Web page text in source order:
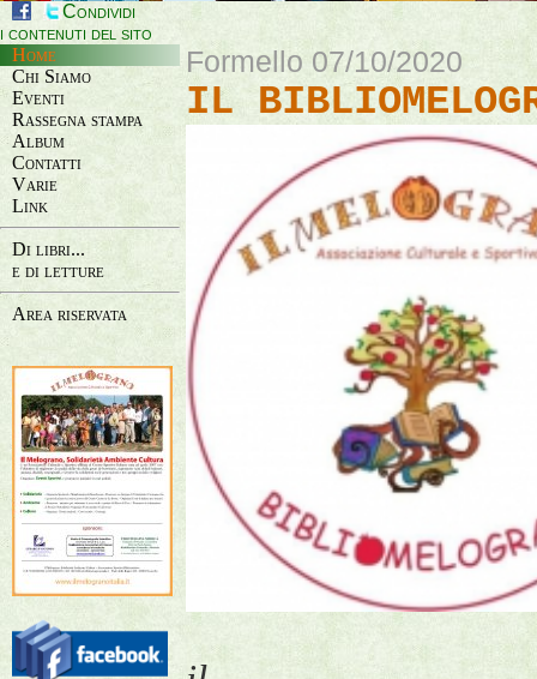
Condividi
i contenuti del sito
Home
Chi Siamo
Eventi
Rassegna stampa
Album
Contatti
Varie
Link
Di libri...
e di letture
Area riservata
Formello 07/10/2020
IL